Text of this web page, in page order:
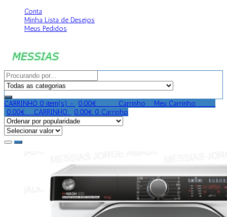
Conta
Minha Lista de Desejos
Meus Pedidos
CARRINHO 0 item(s) - 0.00€ Carrinho Meu Carrinho
0.00€ CARRINHO: 0.00€ 0 Carrinho